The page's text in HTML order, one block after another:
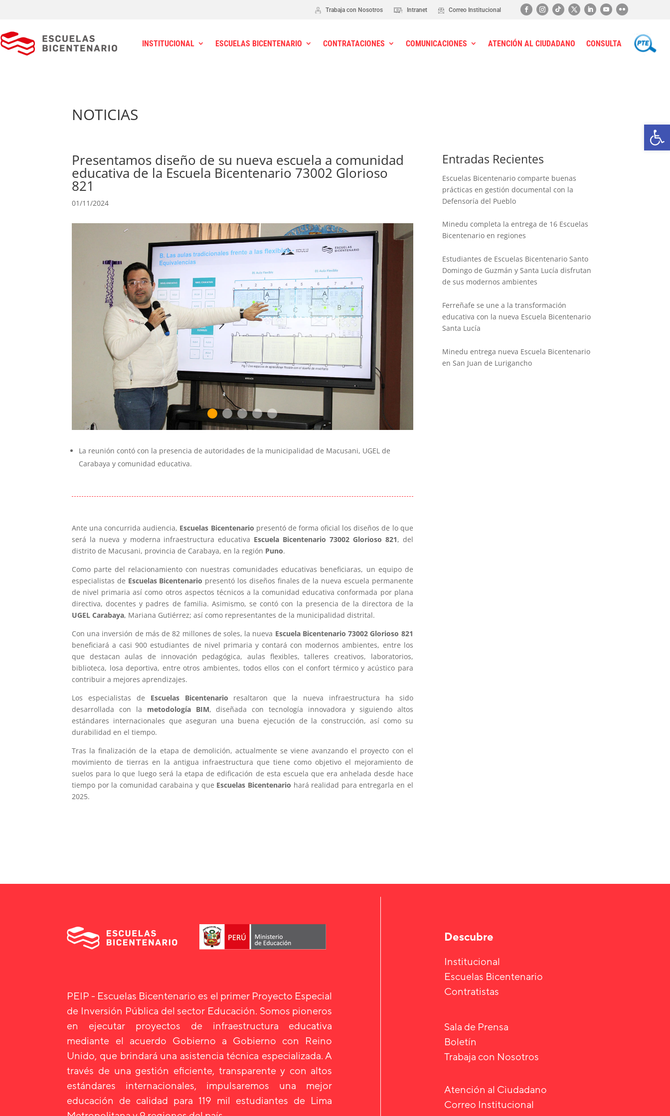
Trabaja con Nosotros Intranet Correo Institucional
INSTITUCIONAL ESCUELAS BICENTENARIO CONTRATACIONES COMUNICACIONES ATENCIÓN AL CIUDADANO CONSULTA PTE
NOTICIAS
Presentamos diseño de su nueva escuela a comunidad
educativa de la Escuela Bicentenario 73002 Glorioso
821
01/11/2024
La reunión contó con la presencia de autoridades de la municipalidad de Macusani, UGEL de
Carabaya y comunidad educativa.
Ante una concurrida audiencia, Escuelas Bicentenario presentó de forma oficial los diseños de lo que
será la nueva y moderna infraestructura educativa Escuela Bicentenario 73002 Glorioso 821, del
distrito de Macusani, provincia de Carabaya, en la región Puno.
Como parte del relacionamiento con nuestras comunidades educativas beneficiaras, un equipo de
especialistas de Escuelas Bicentenario presentó los diseños finales de la nueva escuela permanente
de nivel primaria así como otros aspectos técnicos a la comunidad educativa conformada por plana
directiva, docentes y padres de familia. Asimismo, se contó con la presencia de la directora de la
UGEL Carabaya, Mariana Gutiérrez; así como representantes de la municipalidad distrital.
Con una inversión de más de 82 millones de soles, la nueva Escuela Bicentenario 73002 Glorioso 821
beneficiará a casi 900 estudiantes de nivel primaria y contará con modernos ambientes, entre los
que destacan aulas de innovación pedagógica, aulas flexibles, talleres creativos, laboratorios,
biblioteca, losa deportiva, entre otros ambientes, todos ellos con el confort térmico y acústico para
contribuir a mejores aprendizajes.
Los especialistas de Escuelas Bicentenario resaltaron que la nueva infraestructura ha sido
desarrollada con la metodología BIM, diseñada con tecnología innovadora y siguiendo altos
estándares internacionales que aseguran una buena ejecución de la construcción, así como su
durabilidad en el tiempo.
Tras la finalización de la etapa de demolición, actualmente se viene avanzando el proyecto con el
movimiento de tierras en la antigua infraestructura que tiene como objetivo el mejoramiento de
suelos para lo que luego será la etapa de edificación de esta escuela que era anhelada desde hace
tiempo por la comunidad carabaina y que Escuelas Bicentenario hará realidad para entregarla en el
2025.
Entradas Recientes
Escuelas Bicentenario comparte buenas
prácticas en gestión documental con la
Defensoría del Pueblo
Minedu completa la entrega de 16 Escuelas
Bicentenario en regiones
Estudiantes de Escuelas Bicentenario Santo
Domingo de Guzmán y Santa Lucía disfrutan
de sus modernos ambientes
Ferreñafe se une a la transformación
educativa con la nueva Escuela Bicentenario
Santa Lucía
Minedu entrega nueva Escuela Bicentenario
en San Juan de Lurigancho
PEIP - Escuelas Bicentenario es el primer Proyecto Especial
de Inversión Pública del sector Educación. Somos pioneros
en ejecutar proyectos de infraestructura educativa
mediante el acuerdo Gobierno a Gobierno con Reino
Unido, que brindará una asistencia técnica especializada. A
través de una gestión eficiente, transparente y con altos
estándares internacionales, impulsaremos una mejor
educación de calidad para 119 mil estudiantes de Lima
Descubre
Institucional
Escuelas Bicentenario
Contratistas
Sala de Prensa
Boletín
Trabaja con Nosotros
Atención al Ciudadano
Correo Institucional